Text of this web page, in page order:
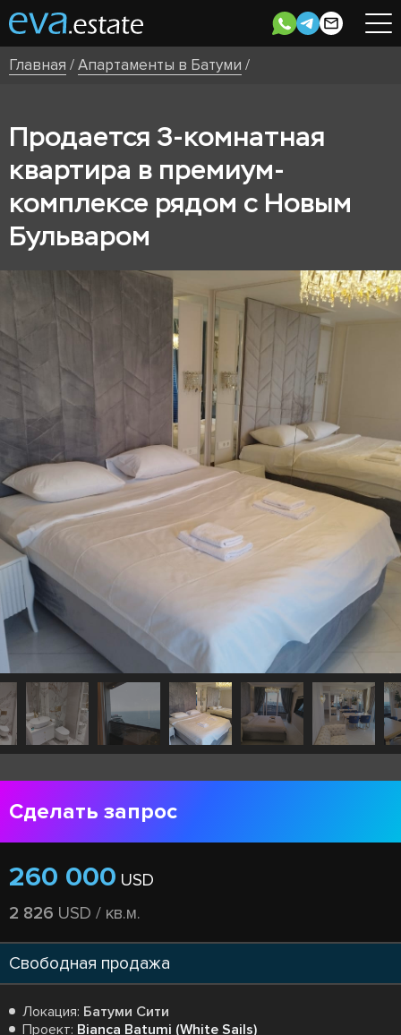
Главная /Апартаменты в Батуми /
Продается 3-комнатная
квартира в премиум-
комплексе рядом с Новым
Бульваром
Сделать запрос
260 000 USD
2 826 USD / кв.м.
Свободная продажа
Локация: Батуми Сити
Проект: Bianca Batumi (White Sails)